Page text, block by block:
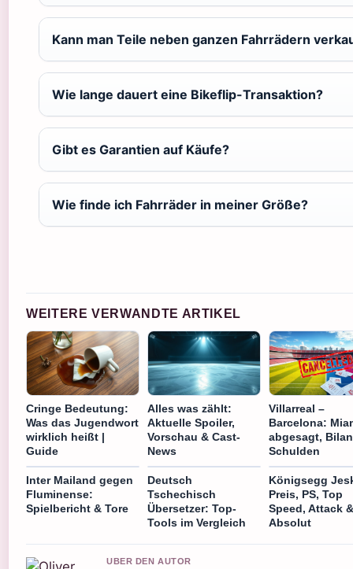
Kann man Teile neben ganzen Fahrrädern
Wie lange dauert eine Bikeflip-Transaktion?
Gibt es Garantien auf Käufe?
Wie finde ich Fahrräder in meiner Größe?
WEITERE VERWANDTE ARTIKEL
Cringe Bedeutung:
Was das Jugendwort
wirklich heißt |
Guide
Alles was zählt:
Aktuelle Spoiler,
Vorschau & Cast-
News
Villarreal –
Barcelona:
abgesagt,
Schulden
Inter Mailand gegen
Fluminense:
Spielbericht & Tore
Deutsch
Tschechisch
Übersetzer: Top-
Tools im Vergleich
Königsegg
Preis, PS, Top
Speed, Attack &
Absolut
UBER DEN AUTOR